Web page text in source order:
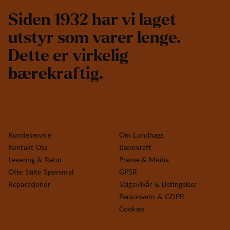
Siden 1932 har vi laget
utstyr som varer lenge.
Dette er virkelig
bærekraftig.
Kundeservice
Kontakt Oss
Levering & Retur
Ofte Stilte Spørsmal
Reparasjoner
Om Lundhags
Bærekraft
Presse & Media
GPSR
Salgsvilkår & Betingelser
Personvern & GDPR
Cookies